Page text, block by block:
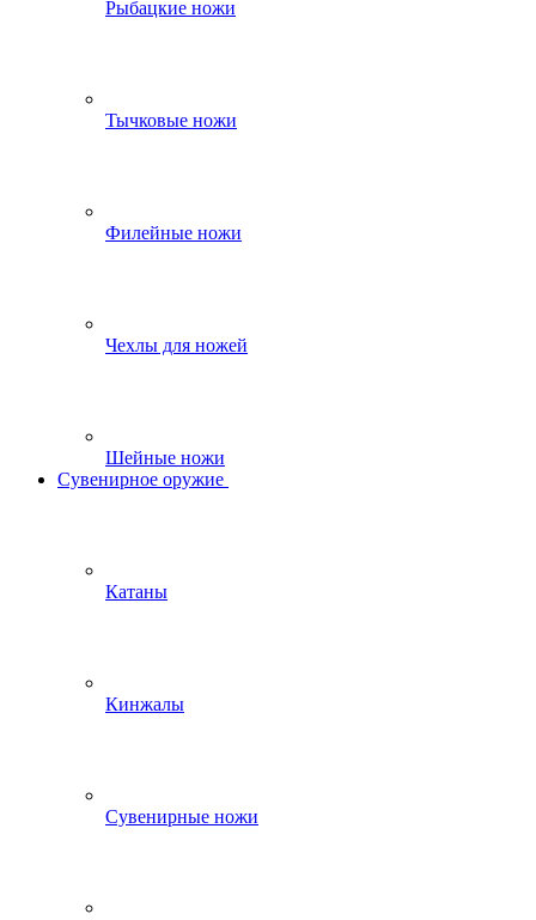
Рыбацкие ножи
Тычковые ножи
Филейные ножи
Чехлы для ножей
Шейные ножи
Сувенирное оружие
Катаны
Кинжалы
Сувенирные ножи